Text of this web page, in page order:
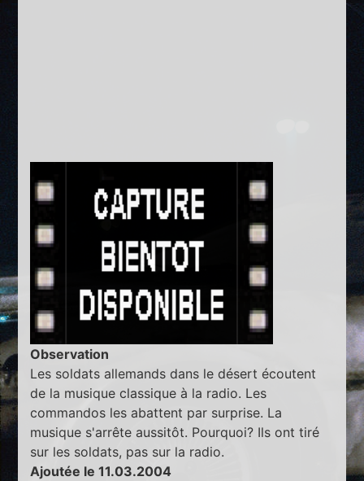
Observation
Les soldats allemands dans le désert écoutent
de la musique classique à la radio. Les
commandos les abattent par surprise. La
musique s'arrête aussitôt. Pourquoi? Ils ont tiré
sur les soldats, pas sur la radio.
Ajoutée le 11.03.2004